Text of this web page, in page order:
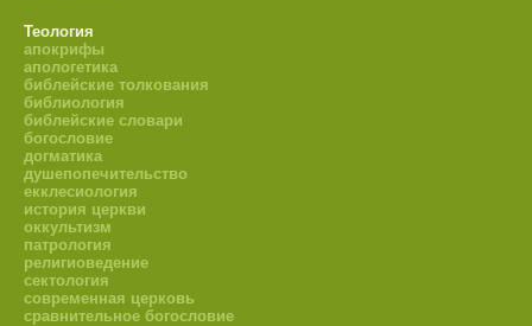
Теология
апокрифы
апологетика
библейские толкования
библиология
библейские словари
богословие
догматика
душепопечительство
екклесиология
история церкви
оккультизм
патрология
религиоведение
сектология
современная церковь
сравнительное богословие